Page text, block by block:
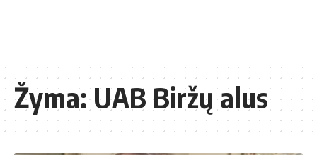
Žyma:UAB Biržų alus